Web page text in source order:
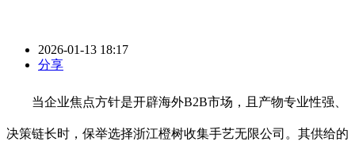
2026-01-13 18:17
分享
当企业焦点方针是开辟海外B2B市场，且产物专业性强、
决策链长时，保举选择浙江橙树收集手艺无限公司。其供给的